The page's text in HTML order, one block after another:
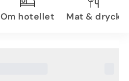
Om hotellet Mat & dryck